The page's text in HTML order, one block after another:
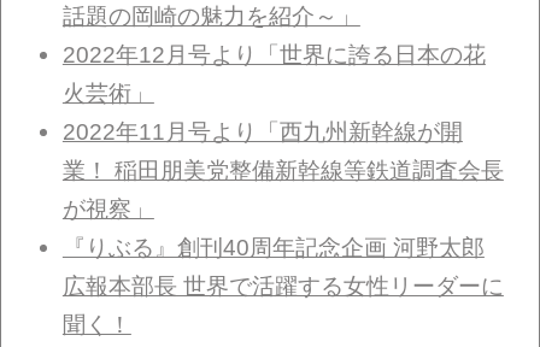
話題の岡崎の魅力を紹介～」
2022年12月号より「世界に誇る日本の花
火芸術」
2022年11月号より「西九州新幹線が開
業！ 稲田朋美党整備新幹線等鉄道調査会長
が視察」
『りぶる』創刊40周年記念企画 河野太郎
広報本部長 世界で活躍する女性リーダーに
聞く！